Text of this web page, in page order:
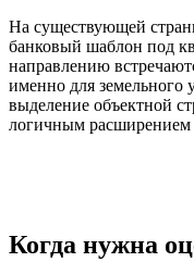
На существующей
банковый шаблон под
направлению
именно для земельного
выделение объектной
логичным расширением
Когда нужна